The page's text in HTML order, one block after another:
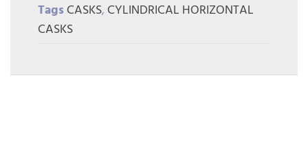
TagsCASKS, CYLINDRICAL HORIZONTAL
CASKS